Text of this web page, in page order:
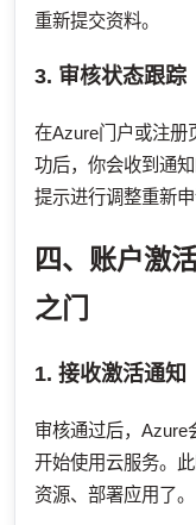
重新提交资料。
3. 审核状态跟踪
在Azure门户或注册
功后，你会收到通
提示进行调整重新申
四、账户激
之门
1. 接收激活通知
审核通过后，Azure
开始使用云服务。
资源、部署应用了。